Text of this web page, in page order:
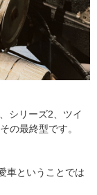
シリーズ2、ツイ
の最終型です。
車ということでは